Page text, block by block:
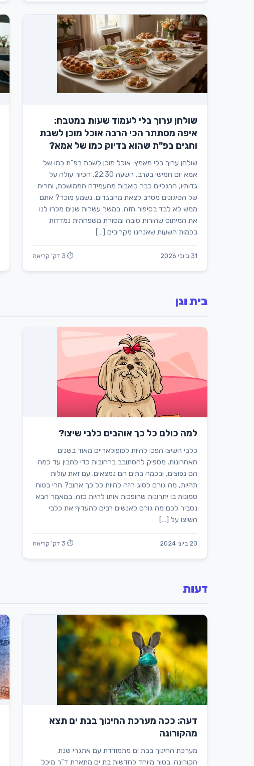
שולחן ערוך בלי לעמוד שעות במטבח:
איפה מסתתר הכי הרבה אוכל מוכן לשבת
וחגים בפ"ת שהוא בדיוק כמו של אמא?
שולחן ערוך בלי מאמץ: אוכל מוכן לשבת בפ"ת כמו של
אמא יום חמישי בערב, השעה 22:30. הכיור עולה על
גדותיו, הרגליים כבר כואבות מהעמידה הממושכת, והריח
של הטיגונים מסרב לצאת מהבגדים. נשמע מוכר? אתם
ממש לא לבד בסיפור הזה. במשך עשרות שנים מכרו לנו
את המיתוס שהורות טובה ומסורת משפחתית נמדדות
בכמות השעות שאנחנו מקריבים […]
31 ביולי 2026 ⏱ 3 דק' קריאה
בית וגן
למה כולם כל כך אוהבים כלבי שיצו?
כלבי השיצו הפכו להיות לפופולאריים מאוד בשנים
האחרונות. מספיק להסתובב ברחובות כדי להבין עד כמה
הם נפוצים, ובכמה בתים הם נמצאים. עם זאת עולות
תהיות, מה גורם לסוג הזה להיות כל כך אהוב? הרי בטוח
טמונות בו יתרונות שהופכות אותו להיות כזה. במאמר הבא
נסביר לכם מה גורם לאנשים רבים להעדיף את כלבי
השיצו על […]
20 ביוני 2024 ⏱ 3 דק' קריאה
דעות
דעה: ככה מערכת החינוך בבת ים תצא
מהקורונה
מערכת החינוך בבת ים מתמודדת עם אתגרי שנת
הקורונה. בטור מיוחד לחדשות בת ים מתארת ד"ר מיכל